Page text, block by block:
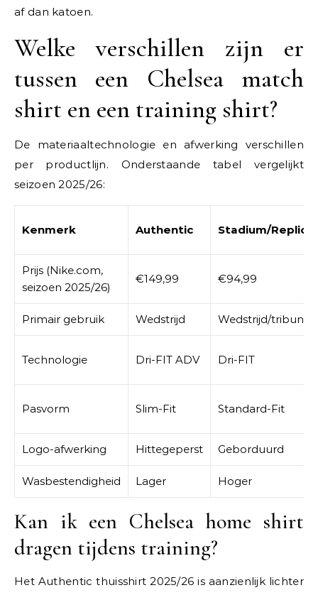
af dan katoen.
Welke verschillen zijn er
tussen een Chelsea match
shirt en een training shirt?
De materiaaltechnologie en afwerking verschillen
per productlijn. Onderstaande tabel vergelijkt
seizoen 2025/26:
Kenmerk Authentic Stadium/Replica
Prijs (Nike.com,
seizoen 2025/26)
€149,99 €94,99
Primair gebruik Wedstrijd Wedstrijd/tribune
Technologie Dri-FIT ADV Dri-FIT
Pasvorm Slim-Fit Standard-Fit
Logo-afwerking Hittegeperst Geborduurd
Wasbestendigheid Lager Hoger
Kan ik een Chelsea home shirt
dragen tijdens training?
Het Authentic thuisshirt 2025/26 is aanzienlijk lichter